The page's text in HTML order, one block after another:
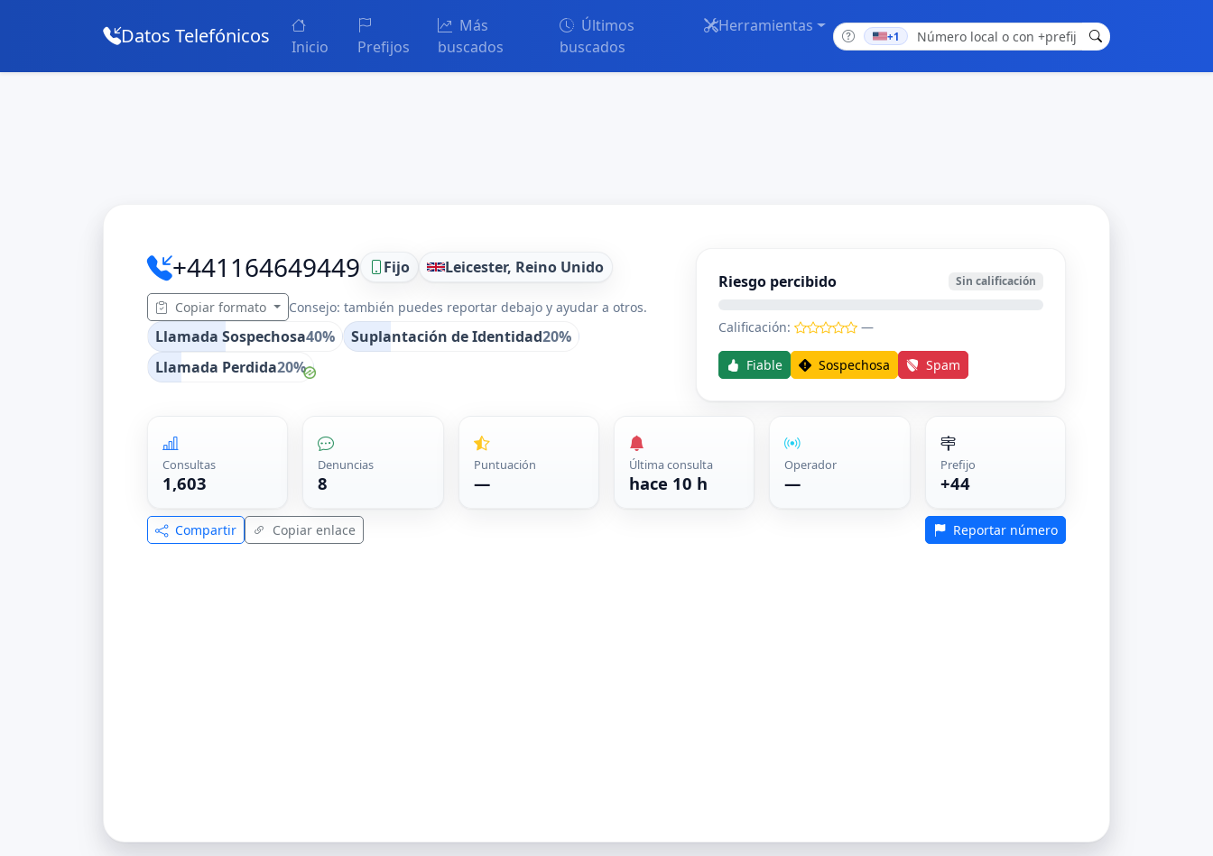
Datos Telefónicos Inicio Prefijos
Más
buscados
Últimos
buscados
Herramientas
+1
+441164649449 Fijo Leicester, Reino Unido
Copiar formato Consejo: también puedes reportar debajo y ayudar a otros.
Llamada Sospechosa40% Suplantación de Identidad20%
Llamada Perdida20%
Riesgo percibido Sin calificación
Calificación: —
Fiable Sospechosa Spam
Consultas
1,603
Denuncias
8
Puntuación
—
Última consulta
hace 10 h
Operador
—
Prefijo
+44
Compartir Copiar enlace Reportar número